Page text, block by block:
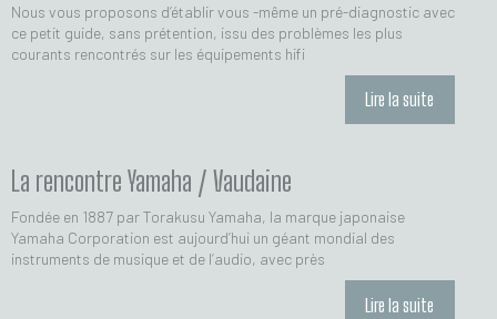
Nous vous proposons d’établir vous -même un pré-diagnostic avec
ce petit guide, sans prétention, issu des problèmes les plus
courants rencontrés sur les équipements hifi
Lire la suite
La rencontre Yamaha / Vaudaine
Fondée en 1887 par Torakusu Yamaha, la marque japonaise
Yamaha Corporation est aujourd’hui un géant mondial des
instruments de musique et de l’audio, avec près
Lire la suite